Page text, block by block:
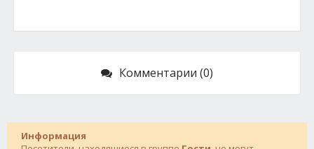
Комментарии (0)
Информация